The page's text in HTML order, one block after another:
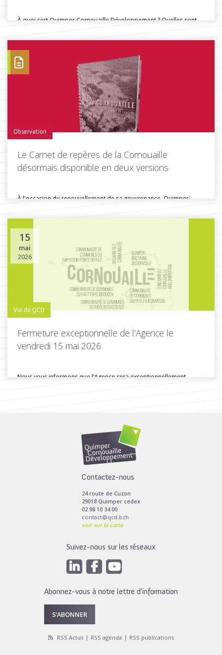
À quoi sert Quimper Cornouaille Développement ? Quelles sont
Toutes les actus de cette rubrique
Observation
Le Carnet de repères de la Cornouaille
désormais disponible en deux versions
À l'occasion du renouvellement de sa gouvernance, Quimper
Toutes les actus de cette rubrique
15
mai
2026
Vie de QCD
Fermeture exceptionnelle de l’Agence le
vendredi 15 mai 2026
Nous vous informons que l’Agence sera exceptionnellement
Toutes les actus de cette rubrique
Contactez-nous
24 route de Cuzon
29018 Quimper cedex
02 98 10 34 00
contact@qcd.bzh
voir sur la carte
Suivez-nous sur les réseaux
Abonnez-vous à notre lettre d’information
S’ABONNER
RSS Actus RSS agenda RSS publications